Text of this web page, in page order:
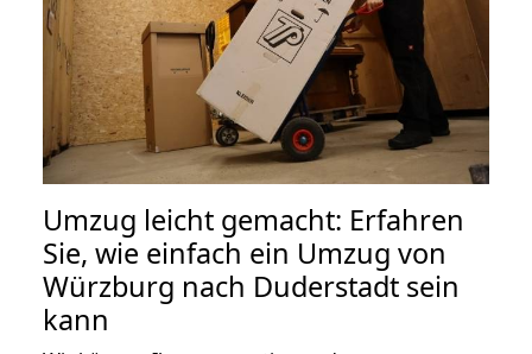
Umzug leicht gemacht: Erfahren
Sie, wie einfach ein Umzug von
Würzburg nach Duderstadt sein
kann